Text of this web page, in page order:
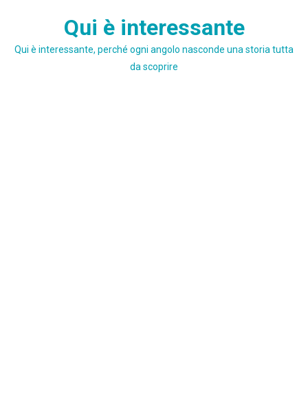
Qui è interessante
Qui è interessante, perché ogni angolo nasconde una storia tutta
da scoprire